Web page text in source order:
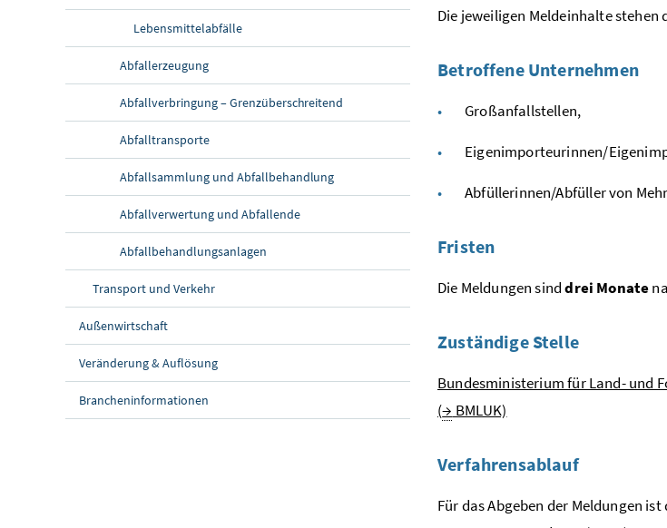
Lebensmittelabfälle
Abfallerzeugung
Abfallverbringung – Grenzüberschreitend
Abfalltransporte
Abfallsammlung und Abfallbehandlung
Abfallverwertung und Abfallende
Abfallbehandlungsanlagen
Transport und Verkehr
Außenwirtschaft
Veränderung & Auflösung
Brancheninformationen
Die jeweiligen Meldeinhalte stehen
Betroffene Unternehmen
Großanfallstellen,
Eigenimporteurinnen/
Abfüllerinnen/Abfüller von
Fristen
Die Meldungen sinddrei Monate
Zuständige Stelle
Bundesministerium für Land- und
(→ BMLUK)
Verfahrensablauf
Für das Abgeben der Meldungen